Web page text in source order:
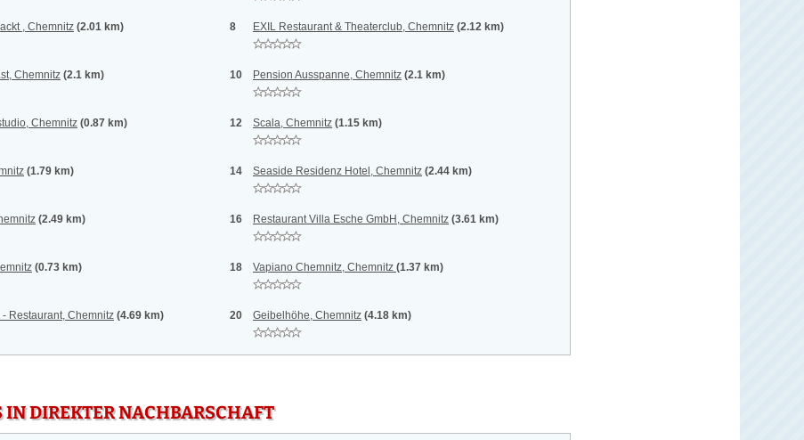
, Chemnitz (2.01 km) 8 EXIL Restaurant & Theaterclub, Chemnitz (2.12 km)
Chemnitz (2.1 km) 10 Pension Ausspanne, Chemnitz (2.1 km)
Chemnitz (0.87 km) 12 Scala, Chemnitz (1.15 km)
(1.79 km) 14 Seaside Residenz Hotel, Chemnitz (2.44 km)
(2.49 km) 16 Restaurant Villa Esche GmbH, Chemnitz (3.61 km)
(0.73 km) 18 Vapiano Chemnitz, Chemnitz (1.37 km)
Restaurant, Chemnitz (4.69 km) 20 Geibelhöhe, Chemnitz (4.18 km)
IN DIREKTER NACHBARSCHAFT